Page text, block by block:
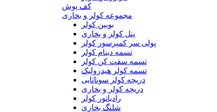
کف پوش
مجموعه کولر و بخاری
بوبین کولر
پنل کولر و بخاری
پولی سر کمپرسور کولر
تسمه دینام کولر
تسمه سفت کن کولر
تسمه کولر هیدرولیک
دریچه کولر سوناتایی
دریچه کولر و بخاری
رادیاتور کولر
شلنگ بخاری